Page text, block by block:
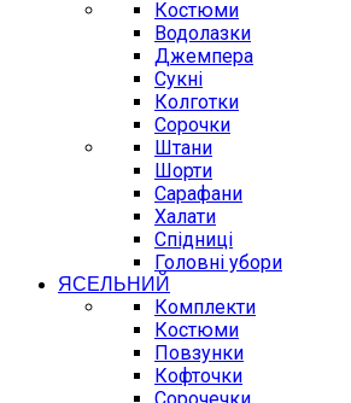
Костюми
Водолазки
Джемпера
Сукні
Колготки
Сорочки
Штани
Шорти
Сарафани
Халати
Спідниці
Головні убори
ЯСЕЛЬНИЙ
Комплекти
Костюми
Повзунки
Кофточки